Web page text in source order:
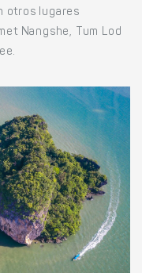
otros lugares
Nangshe, Tum Lod